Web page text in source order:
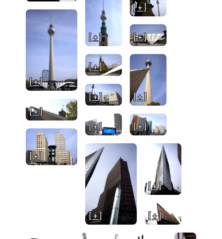
[ + ]
[ + ]
[ + ]
[ + ]
[ + ]
[ + ]
[ + ]
[ + ]
[ + ] [ + ]
[ + ]
[ + ]
[ + ]
[ + ]